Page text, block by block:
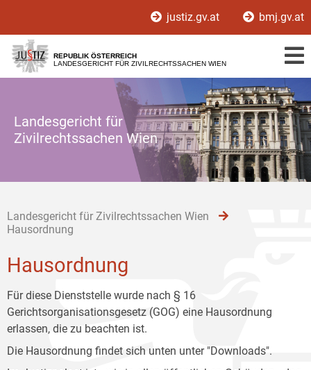
[1]
[2]
[3]
justiz.gv.at bmj.gv.at
REPUBLIK ÖSTERREICH
LANDESGERICHT FÜR ZIVILRECHTSSACHEN WIEN
Landesgericht für
Zivilrechtssachen Wien
Landesgericht für Zivilrechtssachen Wien
Hausordnung
Hausordnung
Für diese Dienststelle wurde nach § 16
Gerichtsorganisationsgesetz (GOG) eine Hausordnung
erlassen, die zu beachten ist.
Die Hausordnung findet sich unten unter "Downloads".